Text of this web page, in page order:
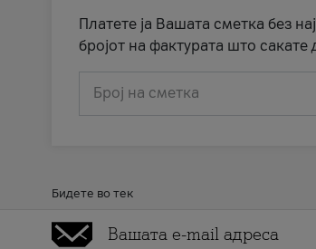
Платете ја Вашата сметка без
бројот на фактурата што сакате
Број на сметка
Бидете во тек